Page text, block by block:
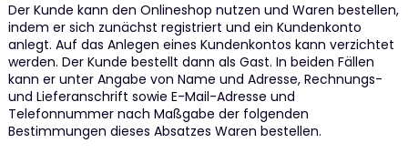
Der Kunde kann den Onlineshop nutzen und Waren bestellen,
indem er sich zunächst registriert und ein Kundenkonto
anlegt. Auf das Anlegen eines Kundenkontos kann verzichtet
werden. Der Kunde bestellt dann als Gast. In beiden Fällen
kann er unter Angabe von Name und Adresse, Rechnungs-
und Lieferanschrift sowie E-Mail-Adresse und
Telefonnummer nach Maßgabe der folgenden
Bestimmungen dieses Absatzes Waren bestellen.